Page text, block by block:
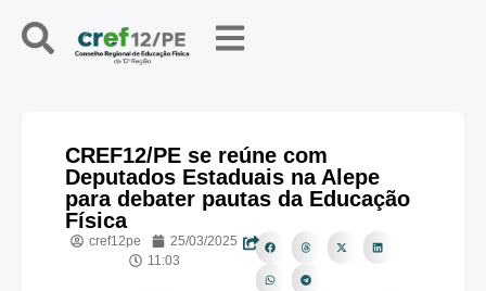
CREF12/PE se reúne com
Deputados Estaduais na Alepe
para debater pautas da Educação
Física
cref12pe
25/03/2025
11:03